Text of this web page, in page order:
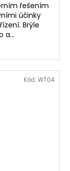
řešením
účinky
Brýle
a...
Kód: WT04